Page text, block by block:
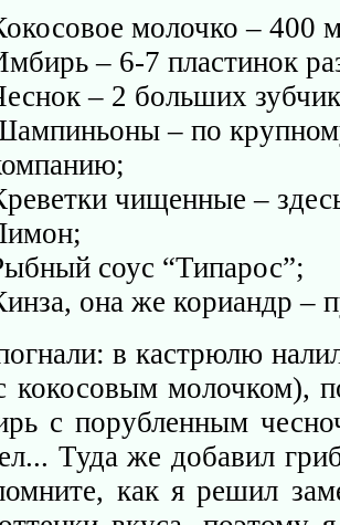
молочко – 400
– 6-7 пластинок
– 2 больших
– по
чищенные –
соус “Типарос”;
она же кориандр –
в кастрюлю
кокосовым молочком),
с порубленным
Туда же добавил
как я решил